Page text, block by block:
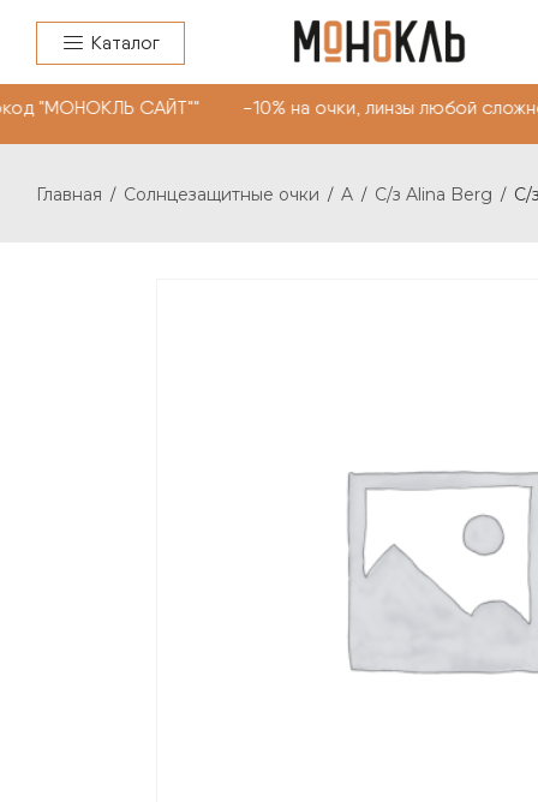
Каталог
САЙТ"" -10% на очки, линзы любой
Главная / Солнцезащитные очки / A / С/з Alina Berg / С/